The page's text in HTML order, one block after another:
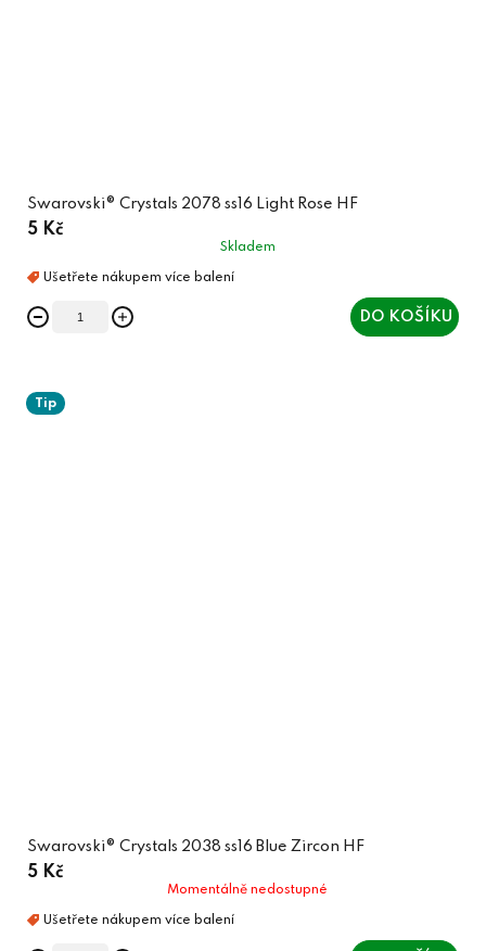
Swarovski® Crystals 2078 ss16 Light Rose HF
5 Kč
Skladem
DO KOŠÍKU
Tip
Swarovski® Crystals 2038 ss16 Blue Zircon HF
5 Kč
Momentálně nedostupné